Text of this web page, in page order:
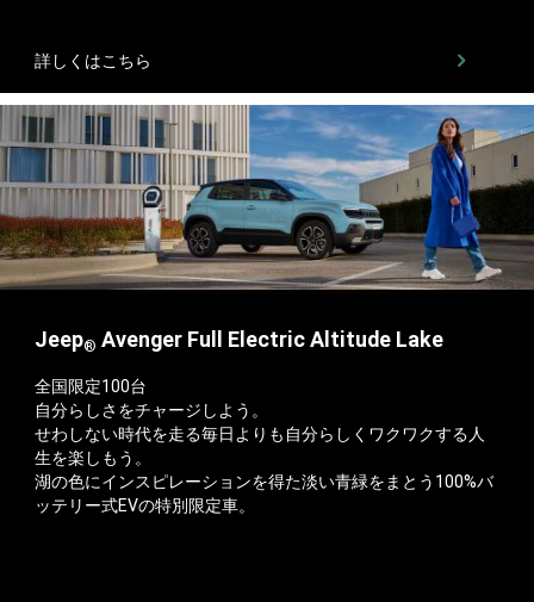
詳しくはこちら
Jeep® Avenger Full Electric Altitude Lake
全国限定100台
自分らしさをチャージしよう。
せわしない時代を走る毎日よりも自分らしくワクワクする人
生を楽しもう。
湖の色にインスピレーションを得た淡い青緑をまとう100%バ
ッテリー式EVの特別限定車。